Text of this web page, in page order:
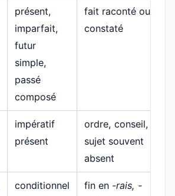
présent,
imparfait,
futur
simple,
passé
composé
fait raconté ou
constaté
impératif
présent
ordre, conseil,
sujet souvent
absent
conditionnel
fin en -rais, -